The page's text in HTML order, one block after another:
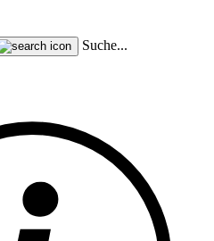
Suche...